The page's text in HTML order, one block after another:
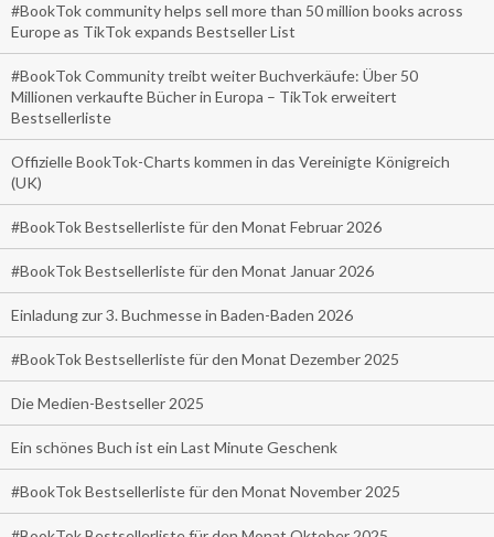
#BookTok community helps sell more than 50 million books across
Europe as TikTok expands Bestseller List
#BookTok Community treibt weiter Buchverkäufe: Über 50
Millionen verkaufte Bücher in Europa – TikTok erweitert
Bestsellerliste
Offizielle BookTok-Charts kommen in das Vereinigte Königreich
(UK)
#BookTok Bestsellerliste für den Monat Februar 2026
#BookTok Bestsellerliste für den Monat Januar 2026
Einladung zur 3. Buchmesse in Baden-Baden 2026
#BookTok Bestsellerliste für den Monat Dezember 2025
Die Medien-Bestseller 2025
Ein schönes Buch ist ein Last Minute Geschenk
#BookTok Bestsellerliste für den Monat November 2025